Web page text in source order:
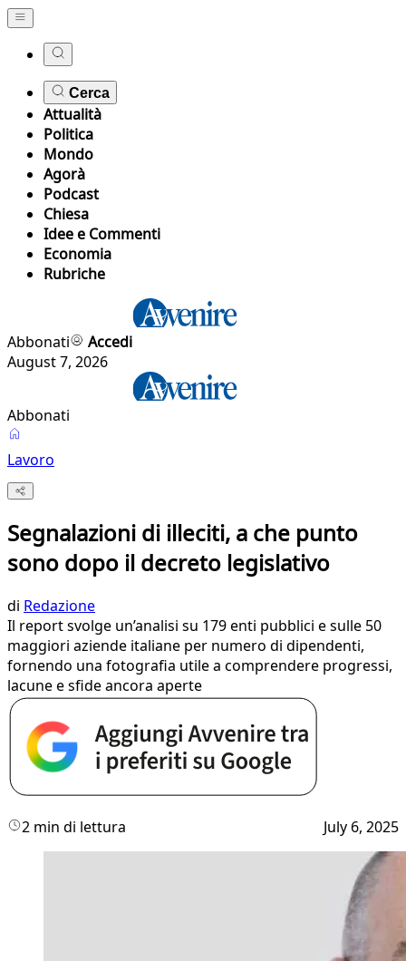
Cerca
Attualità
Politica
Mondo
Agorà
Podcast
Chiesa
Idee e Commenti
Economia
Rubriche
Abbonati
Accedi
August 7, 2026
Abbonati
Lavoro
Segnalazioni di illeciti, a che punto
sono dopo il decreto legislativo
di Redazione
Il report svolge un’analisi su 179 enti pubblici e sulle 50
maggiori aziende italiane per numero di dipendenti,
fornendo una fotografia utile a comprendere progressi,
lacune e sfide ancora aperte
2 min di lettura July 6, 2025